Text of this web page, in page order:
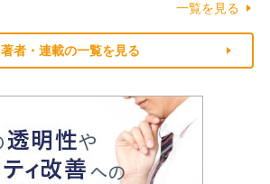
一覧を見る
著者・連載の一覧を見る